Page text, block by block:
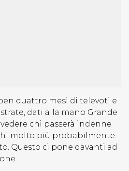
quattro mesi di televoti e
dati alla mano Grande
chi passerà indenne
molto più probabilmente
Questo ci pone davanti ad